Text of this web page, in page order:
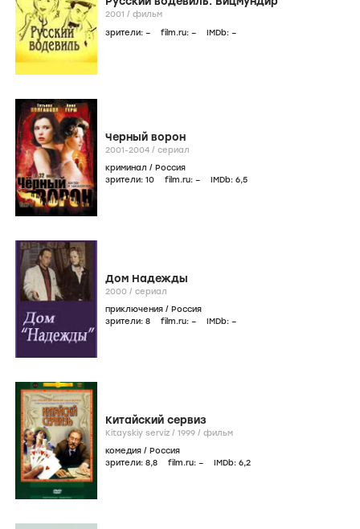
2001 / фильм
зрители: – film.ru: – IMDb: –
Черный ворон
2001-2004 / сериал
криминал / Россия
зрители: 10 film.ru: – IMDb: 6,5
Дом Надежды
2000 / сериал
приключения / Россия
зрители: 8 film.ru: – IMDb: –
Китайский сервиз
Kitayskiy serviz / 1999 / фильм
комедия / Россия
зрители: 8,8 film.ru: – IMDb: 6,2